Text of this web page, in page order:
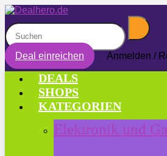
Deal einreichen Anmelden /
DEALS
SHOPS
KATEGORIEN
Elektronik und